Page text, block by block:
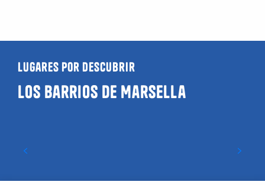
Lugares por descubrir
Los barrios de Marsella